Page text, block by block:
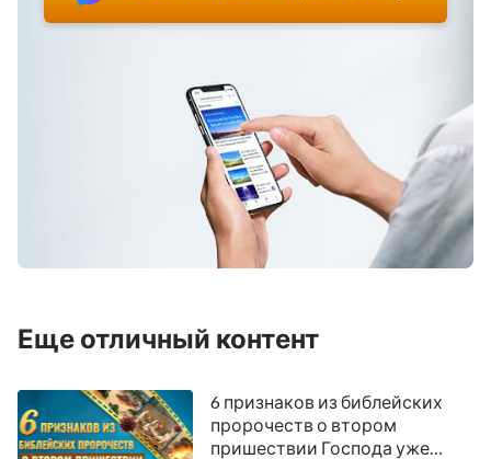
Еще отличный контент
6 признаков из библейских
пророчеств о втором
пришествии Господа уже